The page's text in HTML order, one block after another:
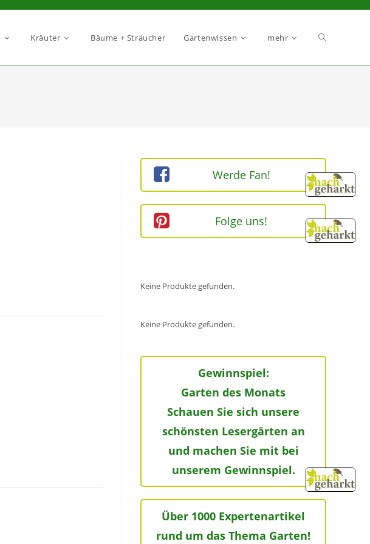
Kräuter Bäume + Sträucher Gartenwissen mehr
Werde Fan!
Folge uns!
Keine Produkte gefunden.
Keine Produkte gefunden.
Gewinnspiel:
Garten des Monats
Schauen Sie sich unsere
schönsten Lesergärten an
und machen Sie mit bei
unserem Gewinnspiel.
Über 1000 Expertenartikel
rund um das Thema Garten!